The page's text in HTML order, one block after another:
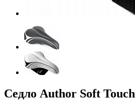
Седло Author Soft Touch